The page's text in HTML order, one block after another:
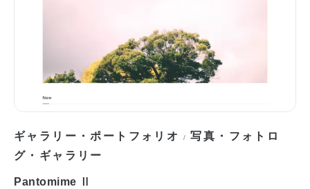
ギャラリー・ポートフォリオ /写真・フォトロ
グ・ギャラリー
Pantomime Ⅱ